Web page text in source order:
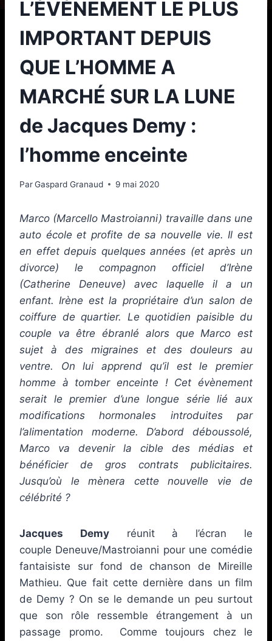
L’ÉVÉNEMENT LE PLUS
IMPORTANT DEPUIS
QUE L’HOMME A
MARCHÉ SUR LA LUNE
de Jacques Demy :
l’homme enceinte
ParGaspard Granaud 9 mai 2020
Marco (Marcello Mastroianni) travaille dans une
auto école et profite de sa nouvelle vie. Il est
en effet depuis quelques années (et après un
divorce) le compagnon officiel d’Irène
(Catherine Deneuve) avec laquelle il a un
enfant. Irène est la propriétaire d’un salon de
coiffure de quartier. Le quotidien paisible du
couple va être ébranlé alors que Marco est
sujet à des migraines et des douleurs au
ventre. On lui apprend qu’il est le premier
homme à tomber enceinte ! Cet évènement
serait le premier d’une longue série lié aux
modifications hormonales introduites par
l’alimentation moderne. D’abord déboussolé,
Marco va devenir la cible des médias et
bénéficier de gros contrats publicitaires.
Jusqu’où le mènera cette nouvelle vie de
célébrité ?
Jacques Demyréunit à l’écran le
couple Deneuve/Mastroianni pour une comédie
fantaisiste sur fond de chanson de Mireille
Mathieu. Que fait cette dernière dans un film
de Demy ? On se le demande un peu surtout
que son rôle ressemble étrangement à un
passage promo. Comme toujours chez le